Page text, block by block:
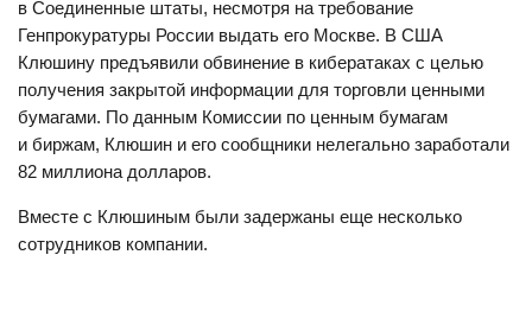
в Соединенные штаты, несмотря на требование
Генпрокуратуры России выдать его Москве. В США
Клюшину предъявили обвинение в кибератаках с целью
получения закрытой информации для торговли ценными
бумагами. По данным Комиссии по ценным бумагам
и биржам, Клюшин и его сообщники нелегально заработали
82 миллиона долларов.
Вместе с Клюшиным были задержаны еще несколько
сотрудников компании.